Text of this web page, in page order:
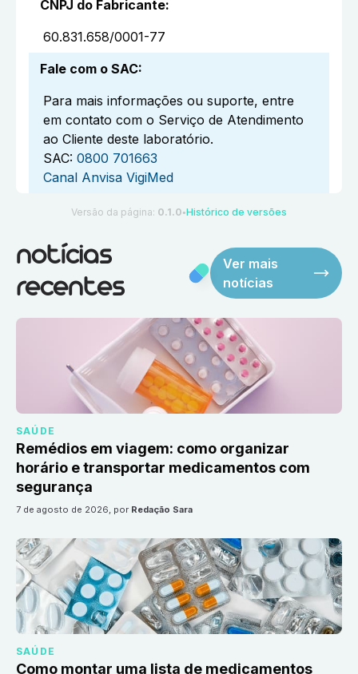
CNPJ do Fabricante:
60.831.658/0001-77
Fale com o SAC:
Para mais informações ou suporte, entre
em contato com o Serviço de Atendimento
ao Cliente deste laboratório.
SAC: 0800 701663
Canal Anvisa VigiMed
Versão da página: 0.1.0 ●Histórico de versões
notícias
recentes
Ver mais
notícias
SAÚDE
Remédios em viagem: como organizar
horário e transportar medicamentos com
segurança
7 de agosto de 2026, por Redação Sara
SAÚDE
Como montar uma lista de medicamentos